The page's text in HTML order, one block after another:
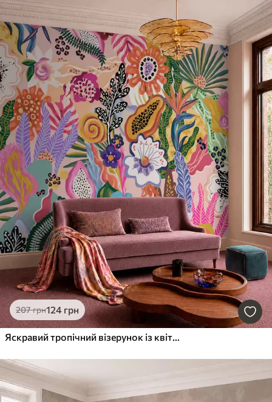
207грн124 грн
Яскравий тропічний візерунок із квітами, листям та барвистими фруктами